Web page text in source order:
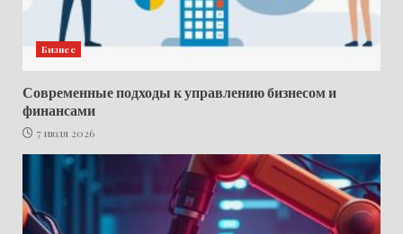
Бизнес
Современные подходы к управлению бизнесом и
финансами
7 июля 2026